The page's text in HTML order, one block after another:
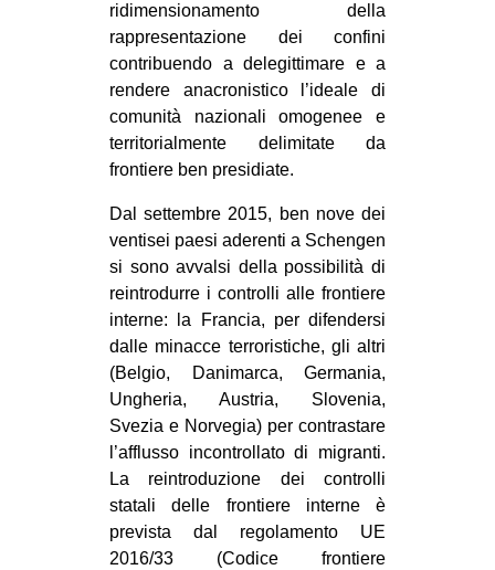
GENERI
PRECARIATO
REPRESSIONE
STUDENTI
CULTURE
ARTE
CINEMA
MANIFESTI
MUSICA
RECENSIONI
INTERNAZIONALE
AFRICA
AMERICHE
ESTREMO ORIENTE
ridimensionamento della
rappresentazione dei confini
contribuendo a delegittimare e a
rendere anacronistico l’ideale di
comunità nazionali omogenee e
territorialmente delimitate da
frontiere ben presidiate.
Dal settembre 2015, ben nove dei
ventisei paesi aderenti a Schengen
si sono avvalsi della possibilità di
reintrodurre i controlli alle frontiere
interne: la Francia, per difendersi
dalle minacce terroristiche, gli altri
(Belgio, Danimarca, Germania,
Ungheria, Austria, Slovenia,
Svezia e Norvegia) per contrastare
l’afflusso incontrollato di migranti.
La reintroduzione dei controlli
statali delle frontiere interne è
prevista dal regolamento UE
2016/33 (Codice frontiere